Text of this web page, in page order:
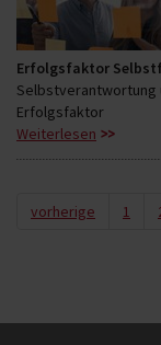
Erfolgsfaktor
Selbstverantwortung
Erfolgsfaktor
Weiterlesen
vorherige 1